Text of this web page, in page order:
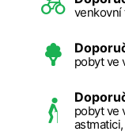
venkovní
pobyt ve
pobyt ve